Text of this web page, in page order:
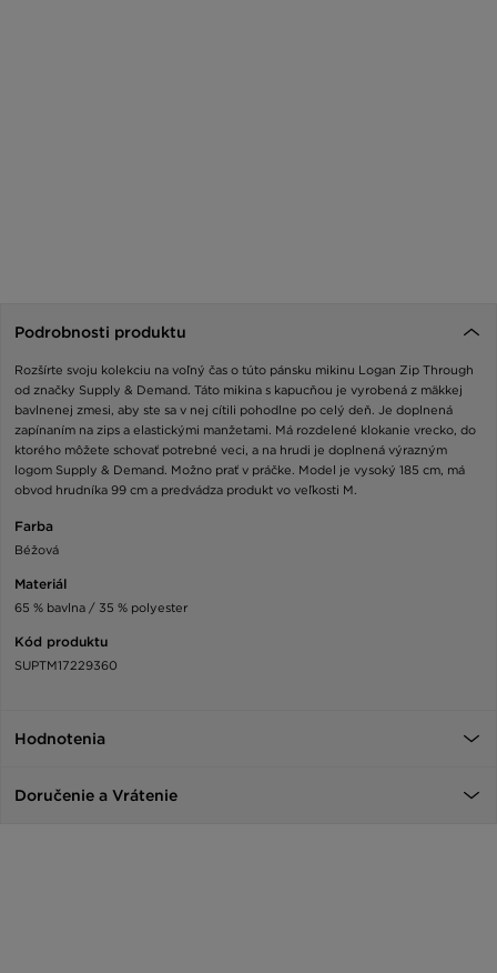
Podrobnosti produktu
Rozšírte svoju kolekciu na voľný čas o túto pánsku mikinu Logan Zip Through
od značky Supply & Demand. Táto mikina s kapucňou je vyrobená z mäkkej
bavlnenej zmesi, aby ste sa v nej cítili pohodlne po celý deň. Je doplnená
zapínaním na zips a elastickými manžetami. Má rozdelené klokanie vrecko, do
ktorého môžete schovať potrebné veci, a na hrudi je doplnená výrazným
logom Supply & Demand. Možno prať v práčke. Model je vysoký 185 cm, má
obvod hrudníka 99 cm a predvádza produkt vo veľkosti M.
Farba
Béžová
Materiál
65 % bavlna / 35 % polyester
Kód produktu
SUPTM17229360
Hodnotenia
Doručenie a Vrátenie